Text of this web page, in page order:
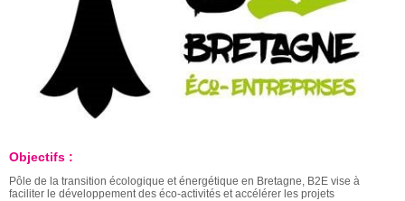
Objectifs :
Pôle de la transition écologique et énergétique en Bretagne, B2E vise à
faciliter le développement des éco-activités et accélérer les projets